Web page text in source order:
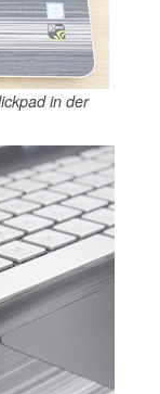
in der